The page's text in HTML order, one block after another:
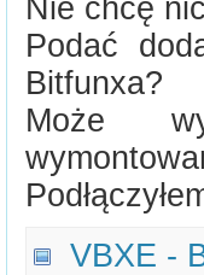
Nie chcę
Podać
Bitfunxa?
Może
VBXE -